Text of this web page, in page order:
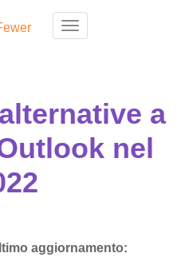
Toggle navigation
a
nel
aggiornamento: